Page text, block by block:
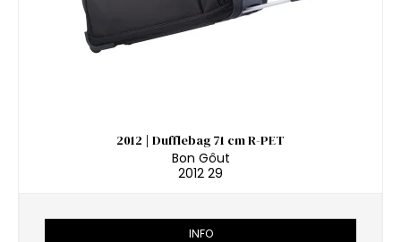
2012 | Dufflebag 71 cm R-PET
Bon Gôut
2012 29
INFO